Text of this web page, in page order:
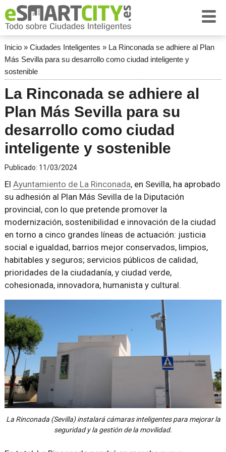
Inicio» Ciudades Inteligentes » La Rinconada se adhiere al Plan
Más Sevilla para su desarrollo como ciudad inteligente y
sostenible
La Rinconada se adhiere al
Plan Más Sevilla para su
desarrollo como ciudad
inteligente y sostenible
Publicado: 11/03/2024
El Ayuntamiento de La Rinconada, en Sevilla, ha aprobado
su adhesión al Plan Más Sevilla de la Diputación
provincial, con lo que pretende promover la
modernización, sostenibilidad e innovación de la ciudad
en torno a cinco grandes líneas de actuación: justicia
social e igualdad, barrios mejor conservados, limpios,
habitables y seguros; servicios públicos de calidad,
prioridades de la ciudadanía, y ciudad verde,
cohesionada, innovadora, humanista y cultural.
La Rinconada (Sevilla) instalará cámaras inteligentes para mejorar la
seguridad y la gestión de la movilidad.